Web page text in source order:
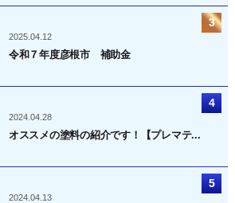
2025.04.12
令和７年度彦根市 補助金
2024.04.28
オススメの塗料の紹介です！【プレマテ...
2024.04.13